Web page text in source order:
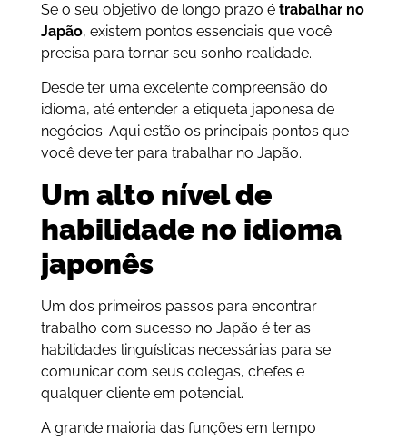
Se o seu objetivo de longo prazo é trabalhar no
Japão, existem pontos essenciais que você
precisa para tornar seu sonho realidade.
Desde ter uma excelente compreensão do
idioma, até entender a etiqueta japonesa de
negócios. Aqui estão os principais pontos que
você deve ter para trabalhar no Japão.
Um alto nível de
habilidade no idioma
japonês
Um dos primeiros passos para encontrar
trabalho com sucesso no Japão é ter as
habilidades linguísticas necessárias para se
comunicar com seus colegas, chefes e
qualquer cliente em potencial.
A grande maioria das funções em tempo